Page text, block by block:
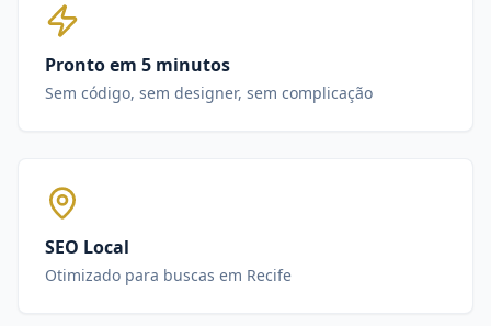
Pronto em 5 minutos
Sem código, sem designer, sem complicação
SEO Local
Otimizado para buscas em Recife